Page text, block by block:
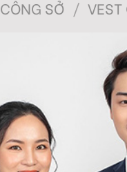
CÔNG SỞ /